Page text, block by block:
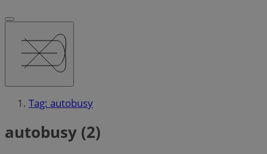
Tag: autobusy
autobusy (2)